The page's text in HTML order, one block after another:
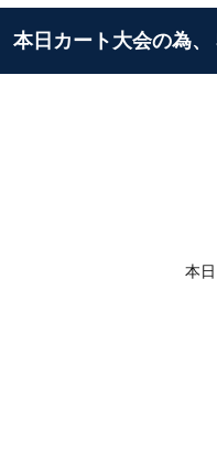
本日カート大会の為、
本